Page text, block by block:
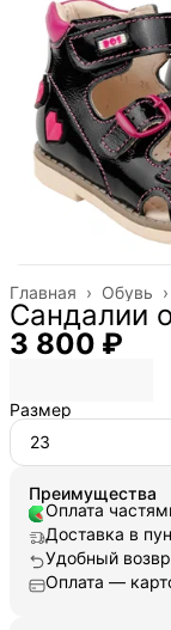
Обувь ›
Главная ›
Сандалии
3 800 ₽
Размер
23
Преимущества
Оплата
Доставка в
Удобный
Оплата —